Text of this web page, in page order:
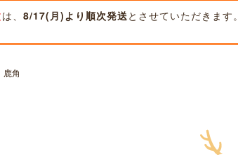
は、 8/17(月)より順次発送とさせていただきま
鹿角